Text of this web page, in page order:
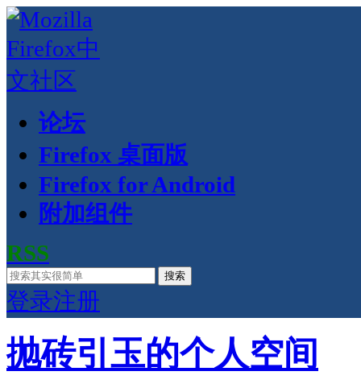
论坛
Firefox 桌面版
Firefox for Android
附加组件
RSS
搜索
登录注册
抛砖引玉的个人空间